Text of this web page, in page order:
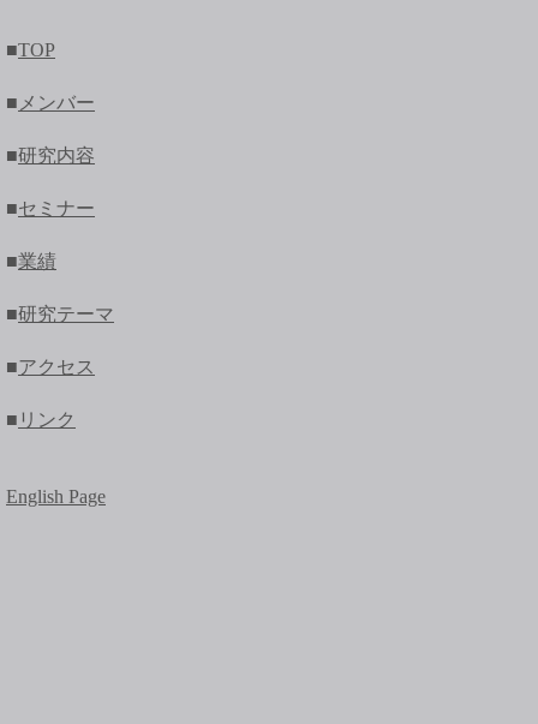
■TOP
■ メンバー
■研究内容
■セミナー
■業績
■研究テーマ
■アクセス
■ リンク
English Page